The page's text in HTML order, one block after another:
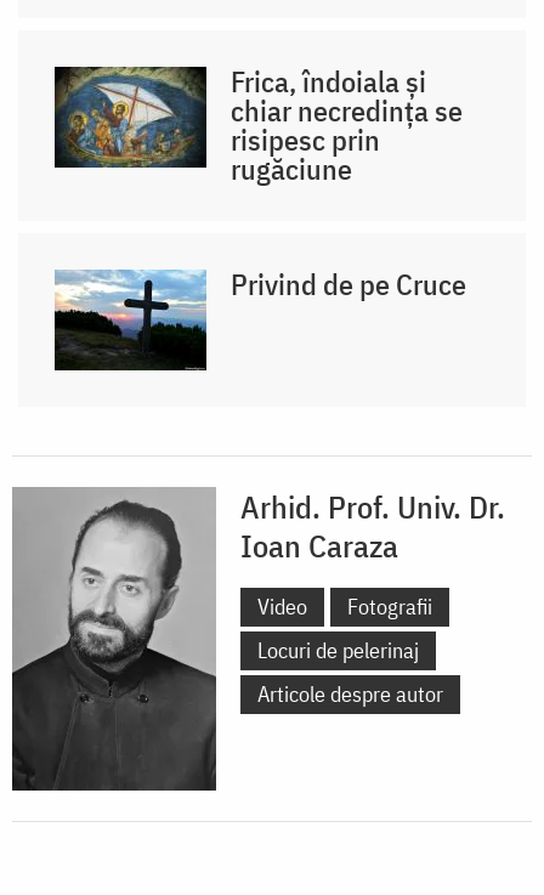
Frica, îndoiala și
chiar necredința se
risipesc prin
rugăciune
Privind de pe Cruce
Arhid. Prof. Univ. Dr.
Ioan Caraza
Video
Fotografii
Locuri de pelerinaj
Articole despre autor